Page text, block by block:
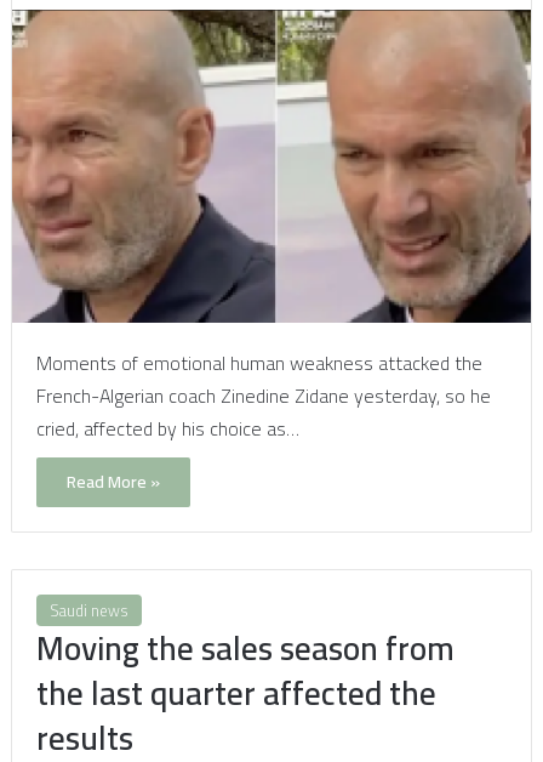
Moments of emotional human weakness attacked the
French-Algerian coach Zinedine Zidane yesterday, so he
cried, affected by his choice as…
Read More »
Saudi news
Moving the sales season from
the last quarter affected the
results